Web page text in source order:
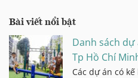
Bài viết nổi bật
Danh sách
Tp Hồ Chí
Các dự án có